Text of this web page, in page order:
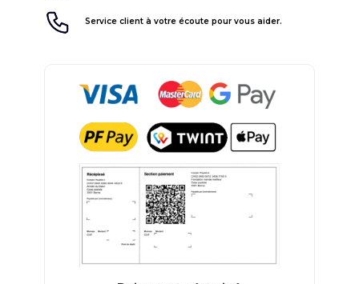
Service client à votre écoute pour vous aider.